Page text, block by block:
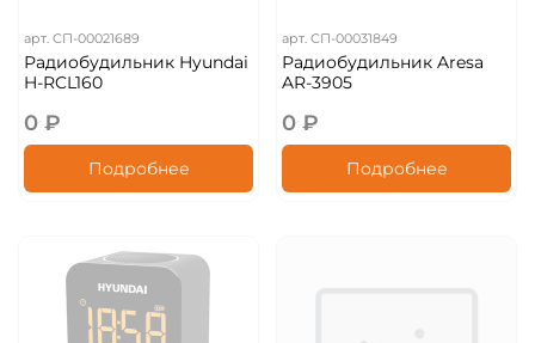
арт.СП-00021689
Радиобудильник Hyundai
H-RCL160
0 ₽
Подробнее
арт.СП-00031849
Радиобудильник Aresa
AR-3905
0 ₽
Подробнее